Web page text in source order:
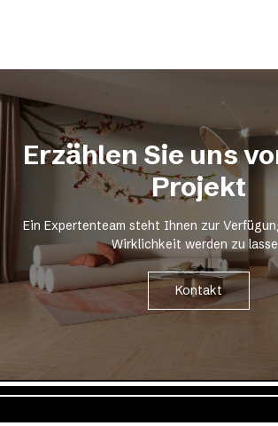
Erzählen Sie uns
Projekt
Ein Expertenteam steht Ihnen zur
Wirklichkeit werden zu
Kontakt